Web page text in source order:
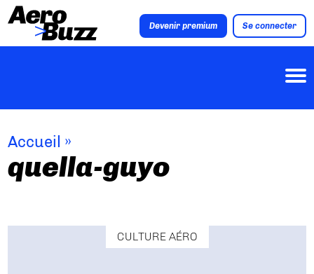
Devenir premium Se connecter
Accueil »
quella-guyo
CULTURE AÉRO